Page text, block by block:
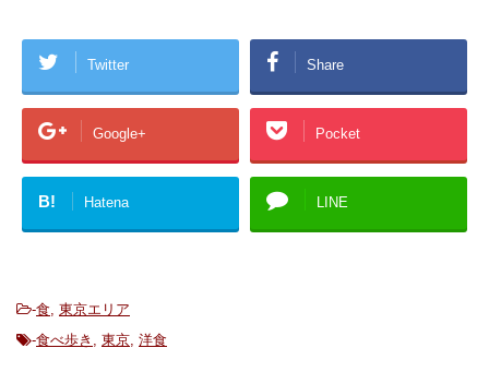
Twitter Share
Google+ Pocket
B! Hatena LINE
-食 東京エリア
-食べ歩き 東京 洋食